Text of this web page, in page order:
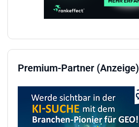
Premium-Partner (Anzeige)